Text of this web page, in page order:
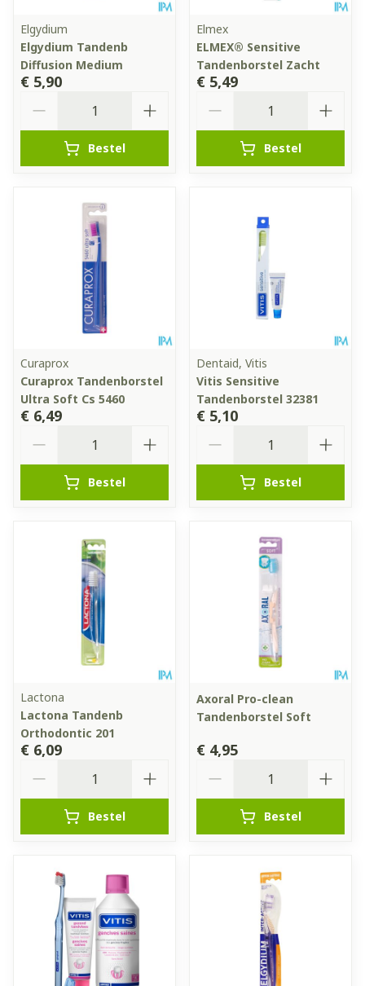
Elgydium
Elgydium Tandenb
Diffusion Medium
€ 5,90
Bestel
Elmex
ELMEX® Sensitive
Tandenborstel Zacht
€ 5,49
Bestel
Curaprox
Curaprox Tandenborstel
Ultra Soft Cs 5460
€ 6,49
Bestel
Dentaid, Vitis
Vitis Sensitive
Tandenborstel 32381
€ 5,10
Bestel
Lactona
Lactona Tandenb
Orthodontic 201
€ 6,09
Bestel
Axoral Pro-clean
Tandenborstel Soft
€ 4,95
Bestel